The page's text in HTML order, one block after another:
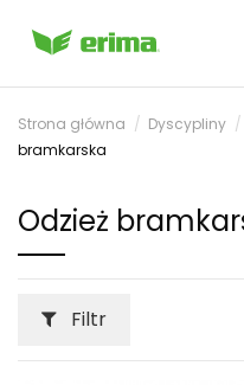
Strona główna Dyscypliny
bramkarska
Odzież
Filtr